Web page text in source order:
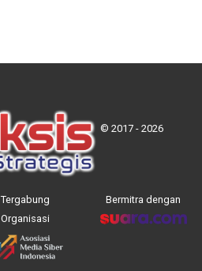
© 2017 - 2026
Tergabung
Organisasi
Bermitra dengan